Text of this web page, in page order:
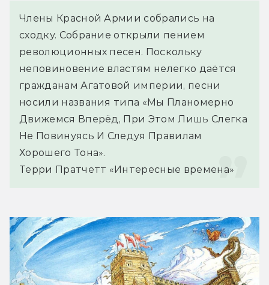
Члены Красной Армии собрались на
сходку. Собрание открыли пением
революционных песен. Поскольку
неповиновение властям нелегко даётся
гражданам Агатовой империи, песни
носили названия типа «Мы Планомерно
Движемся Вперёд, При Этом Лишь Слегка
Не Повинуясь И Следуя Правилам
Хорошего Тона».
Терри Пратчетт «Интересные времена»